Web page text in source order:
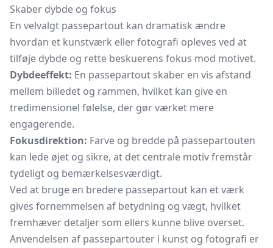
Skaber dybde og fokus
En velvalgt passepartout kan dramatisk ændre
hvordan et kunstværk eller fotografi opleves ved at
tilføje dybde og rette beskuerens fokus mod motivet.
Dybdeeffekt: En passepartout skaber en vis afstand
mellem billedet og rammen, hvilket kan give en
tredimensionel følelse, der gør værket mere
engagerende.
Fokusdirektion: Farve og bredde på passepartouten
kan lede øjet og sikre, at det centrale motiv fremstår
tydeligt og bemærkelsesværdigt.
Ved at bruge en bredere passepartout kan et værk
gives fornemmelsen af betydning og vægt, hvilket
fremhæver detaljer som ellers kunne blive overset.
Anvendelsen af passepartouter i kunst og fotografi er